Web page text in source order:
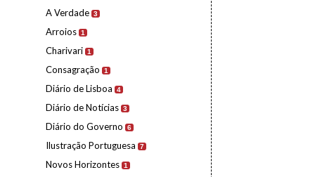
A Verdade 3
Arroios 1
Charivari 1
Consagração 1
Diário de Lisboa 4
Diário de Notícias 3
Diário do Governo 6
Ilustração Portuguesa 7
Novos Horizontes 1